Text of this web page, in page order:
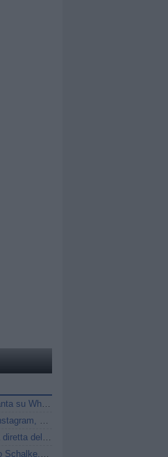
Unisciti al canale ufficiale di Pianeta Atalanta su WhatsApp
Segui Pianetatalanta.it sui profili social: Instagram, X e Facebook
Schalke 04-Atalanta: ecco dove vedere la diretta dell'amichevole
Scamacca, Samardzic e Krstovic: 3-0 allo Schalke, ma l'Atalanta non brilla